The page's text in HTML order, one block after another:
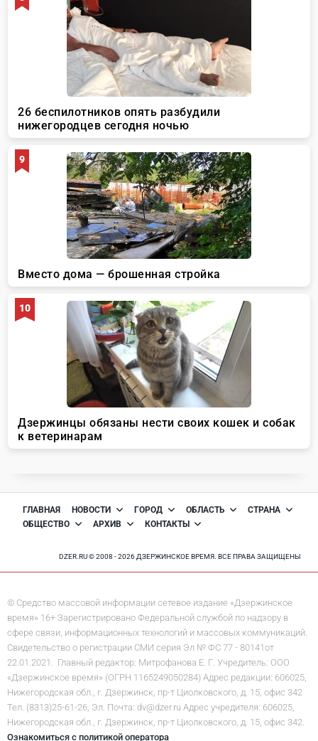
ГЛАВНАЯ НОВОСТИ ГОРОД ОБЛАСТЬ
СТРАНА
ОБЩЕСТВО
АРХИВ КОНТАКТЫ
DZER.RU © 2008 - 2026 ДЗЕРЖИНСКОЕ ВРЕМЯ. ВСЕ ПРАВА ЗАЩИЩЕНЫ
© Средство массовой информации сетевое издание «Дзержинское
время» 16+ Зарегистрировано Федеральной службой по надзору в
сфере связи, информационных технологий и массовых коммуникаций.
Свидетельство о регистрации СМИ серия Эл № ФС 77 - 80141от
22.01.2021. Главный редактор: Митрофанова Е. Г. Учредитель: ООО
«Дзержинское время» (ОГРН 1165249050284) Адрес редакции: 606025,
Нижегородская обл., г. Дзержинск, пр-т Циолковского, д. 15, офис 342
Тел. (8313)25-61-26, Эл. Почта: dv@dzer.ru Адрес учредителя: 606025,
Нижегородская обл., г. Дзержинск, пр-т Циолковского, д. 15, офис 342.
Ознакомиться с политикой оператора